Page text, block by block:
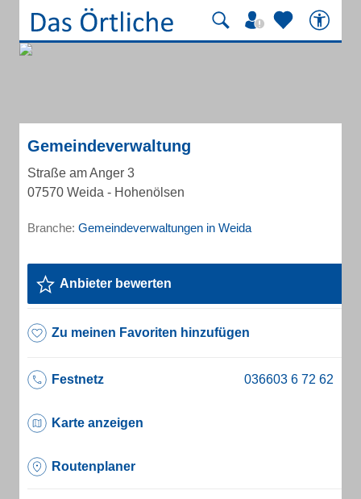
Gemeindeverwaltung
Straße am Anger 3
07570 Weida - Hohenölsen
Branche: Gemeindeverwaltungen in Weida
Anbieter bewerten
Zu meinen Favoriten hinzufügen
Festnetz
Karte anzeigen
Routenplaner